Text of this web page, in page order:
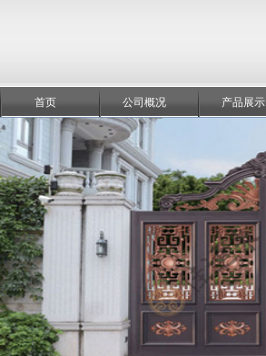
首页 公司概况 产品展示